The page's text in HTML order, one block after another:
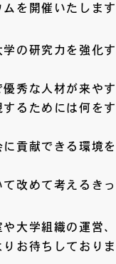
を開催いたします
の研究力を強化
秀な人材が来やす
るためには何を
貢献できる環境
改めて考えるき
大学組織の運営
お待ちしておりま